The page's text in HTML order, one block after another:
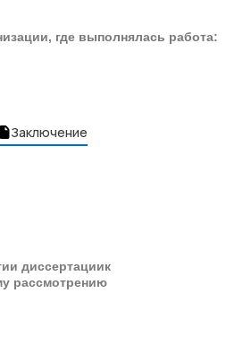
где выполнялась работа:
Заключение
диссертациик
рассмотрению